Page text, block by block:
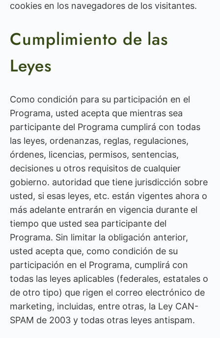
cookies en los navegadores de los visitantes.
Cumplimiento de las
Leyes
Como condición para su participación en el
Programa, usted acepta que mientras sea
participante del Programa cumplirá con todas
las leyes, ordenanzas, reglas, regulaciones,
órdenes, licencias, permisos, sentencias,
decisiones u otros requisitos de cualquier
gobierno. autoridad que tiene jurisdicción sobre
usted, si esas leyes, etc. están vigentes ahora o
más adelante entrarán en vigencia durante el
tiempo que usted sea participante del
Programa. Sin limitar la obligación anterior,
usted acepta que, como condición de su
participación en el Programa, cumplirá con
todas las leyes aplicables (federales, estatales o
de otro tipo) que rigen el correo electrónico de
marketing, incluidas, entre otras, la Ley CAN-
SPAM de 2003 y todas otras leyes antispam.